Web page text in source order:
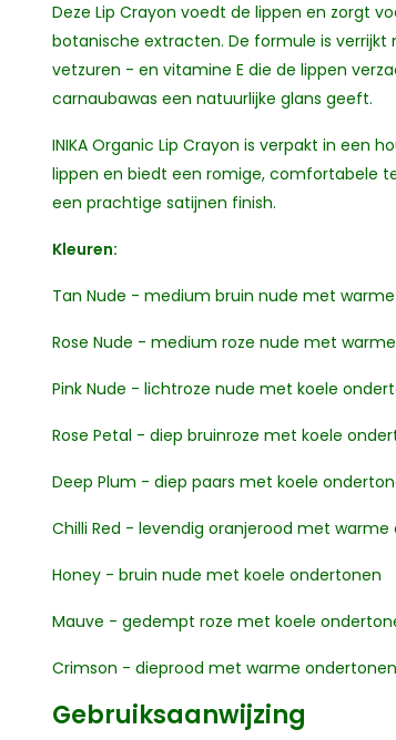
Deze Lip Crayon voedt de lippen en zorgt
botanische extracten. De formule is
vetzuren - en vitamine E die de lippen
carnaubawas een natuurlijke glans geeft.
INIKA Organic Lip Crayon is verpakt in een
lippen en biedt een romige, comfortabele
een prachtige satijnen finish.
Kleuren:
Tan Nude - medium bruin nude met
Rose Nude - medium roze nude met
Pink Nude - lichtroze nude met koele
Rose Petal - diep bruinroze met koele
Deep Plum - diep paars met koele
Chilli Red - levendig oranjerood met
Honey - bruin nude met koele ondertonen
Mauve - gedempt roze met koele
Crimson - dieprood met warme ondertonen
Gebruiksaanwijzing